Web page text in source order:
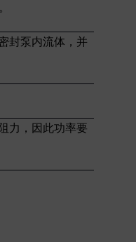
封泵内流体，并
力，因此功率要